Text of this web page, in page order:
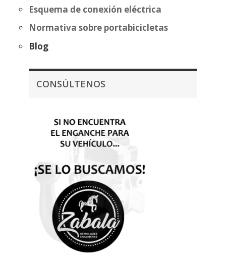
Esquema de conexión eléctrica
Normativa sobre portabicicletas
Blog
CONSÚLTENOS